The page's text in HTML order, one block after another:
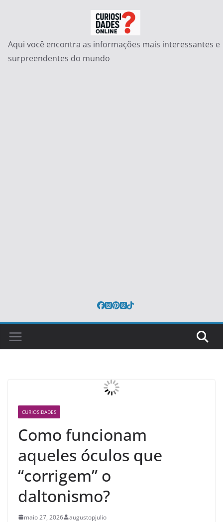
conteúdo
Aqui você encontra as informações mais interessantes e
surpreendentes do mundo
CURIOSIDADES
Como funcionam
aqueles óculos que
“corrigem” o
daltonismo?
maio 27, 2026 augustopjulio